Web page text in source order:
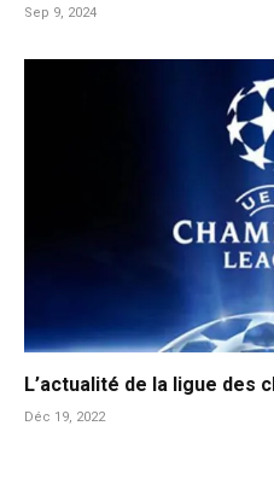
Sep 9, 2024
L’actualité de la ligue des
Déc 19, 2022